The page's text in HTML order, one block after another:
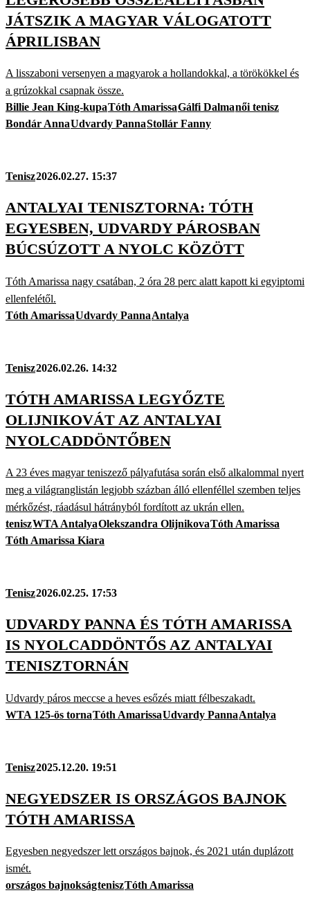
JÁTSZIK A MAGYAR VÁLOGATOTT
ÁPRILISBAN
A lisszaboni versenyen a magyarok a hollandokkal, a törökökkel és
a grúzokkal csapnak össze.
Billie Jean King-kupaTóth AmarissaGálfi Dalmanői tenisz
Bondár AnnaUdvardy PannaStollár Fanny
Tenisz2026.02.27. 15:37
ANTALYAI TENISZTORNA: TÓTH
EGYESBEN, UDVARDY PÁROSBAN
BÚCSÚZOTT A NYOLC KÖZÖTT
Tóth Amarissa nagy csatában, 2 óra 28 perc alatt kapott ki egyiptomi
ellenfelétől.
Tóth AmarissaUdvardy PannaAntalya
Tenisz2026.02.26. 14:32
TÓTH AMARISSA LEGYŐZTE
OLIJNIKOVÁT AZ ANTALYAI
NYOLCADDÖNTŐBEN
A 23 éves magyar teniszező pályafutása során első alkalommal nyert
meg a világranglistán legjobb százban álló ellenféllel szemben teljes
mérkőzést, ráadásul hátrányból fordított az ukrán ellen.
teniszWTA AntalyaOlekszandra OlijnikovaTóth Amarissa
Tóth Amarissa Kiara
Tenisz2026.02.25. 17:53
UDVARDY PANNA ÉS TÓTH AMARISSA
IS NYOLCADDÖNTŐS AZ ANTALYAI
TENISZTORNÁN
Udvardy páros meccse a heves esőzés miatt félbeszakadt.
WTA 125-ös tornaTóth AmarissaUdvardy PannaAntalya
Tenisz2025.12.20. 19:51
NEGYEDSZER IS ORSZÁGOS BAJNOK
TÓTH AMARISSA
Egyesben negyedszer lett országos bajnok, és 2021 után duplázott
ismét.
országos bajnokságteniszTóth Amarissa